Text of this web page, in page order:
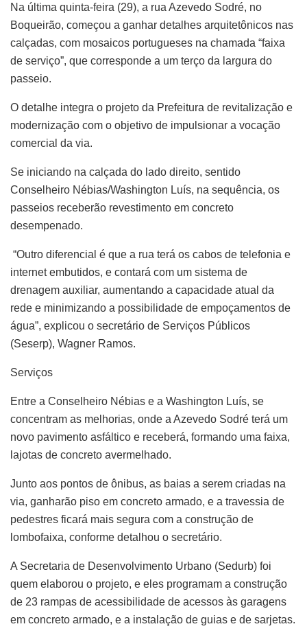
Na última quinta-feira (29), a rua Azevedo Sodré, no
Boqueirão, começou a ganhar detalhes arquitetônicos nas
calçadas, com mosaicos portugueses na chamada “faixa
de serviço”, que corresponde a um terço da largura do
passeio.
O detalhe integra o projeto da Prefeitura de revitalização e
modernização com o objetivo de impulsionar a vocação
comercial da via.
Se iniciando na calçada do lado direito, sentido
Conselheiro Nébias/Washington Luís, na sequência, os
passeios receberão revestimento em concreto
desempenado.
“Outro diferencial é que a rua terá os cabos de telefonia e
internet embutidos, e contará com um sistema de
drenagem auxiliar, aumentando a capacidade atual da
rede e minimizando a possibilidade de empoçamentos de
água”, explicou o secretário de Serviços Públicos
(Seserp), Wagner Ramos.
Serviços
Entre a Conselheiro Nébias e a Washington Luís, se
concentram as melhorias, onde a Azevedo Sodré terá um
novo pavimento asfáltico e receberá, formando uma faixa,
lajotas de concreto avermelhado.
Junto aos pontos de ônibus, as baias a serem criadas na
via, ganharão piso em concreto armado, e a travessia de
pedestres ficará mais segura com a construção de
lombofaixa, conforme detalhou o secretário.
A Secretaria de Desenvolvimento Urbano (Sedurb) foi
quem elaborou o projeto, e eles programam a construção
de 23 rampas de acessibilidade de acessos às garagens
em concreto armado, e a instalação de guias e de sarjetas.